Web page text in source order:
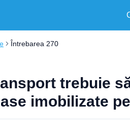
Întrebarea 270
trebuie
imobilizate